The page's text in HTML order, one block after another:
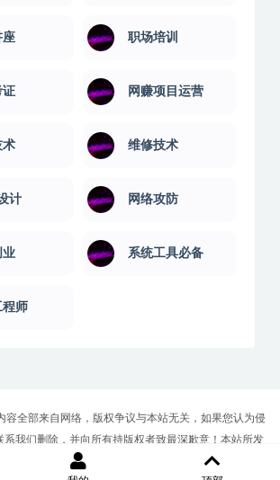
座 职场培训
证 网赚项目运营
术 维修技术
计 网络攻防
业 系统工具必备
程师
容全部来自网络，版权争议与本站无关，如果您认为侵
系我们删除，并向所有持版权者致最深歉意！本站所发
件等资料仅限用于学习体验和研究目的；请自觉下载后